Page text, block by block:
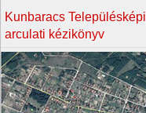
Kunbaracs Településképi
arculati kézikönyv